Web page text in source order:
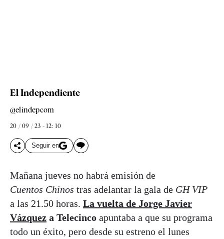
El Independiente
@elindepcom
20 / 09 / 23 - 12: 10
Seguir en
Mañana jueves no habrá emisión de
Cuentos Chinos tras adelantar la gala de GH VIP
a las 21.50 horas. La vuelta de Jorge Javier
Vázquez a Telecinco apuntaba a que su programa
todo un éxito, pero desde su estreno el lunes